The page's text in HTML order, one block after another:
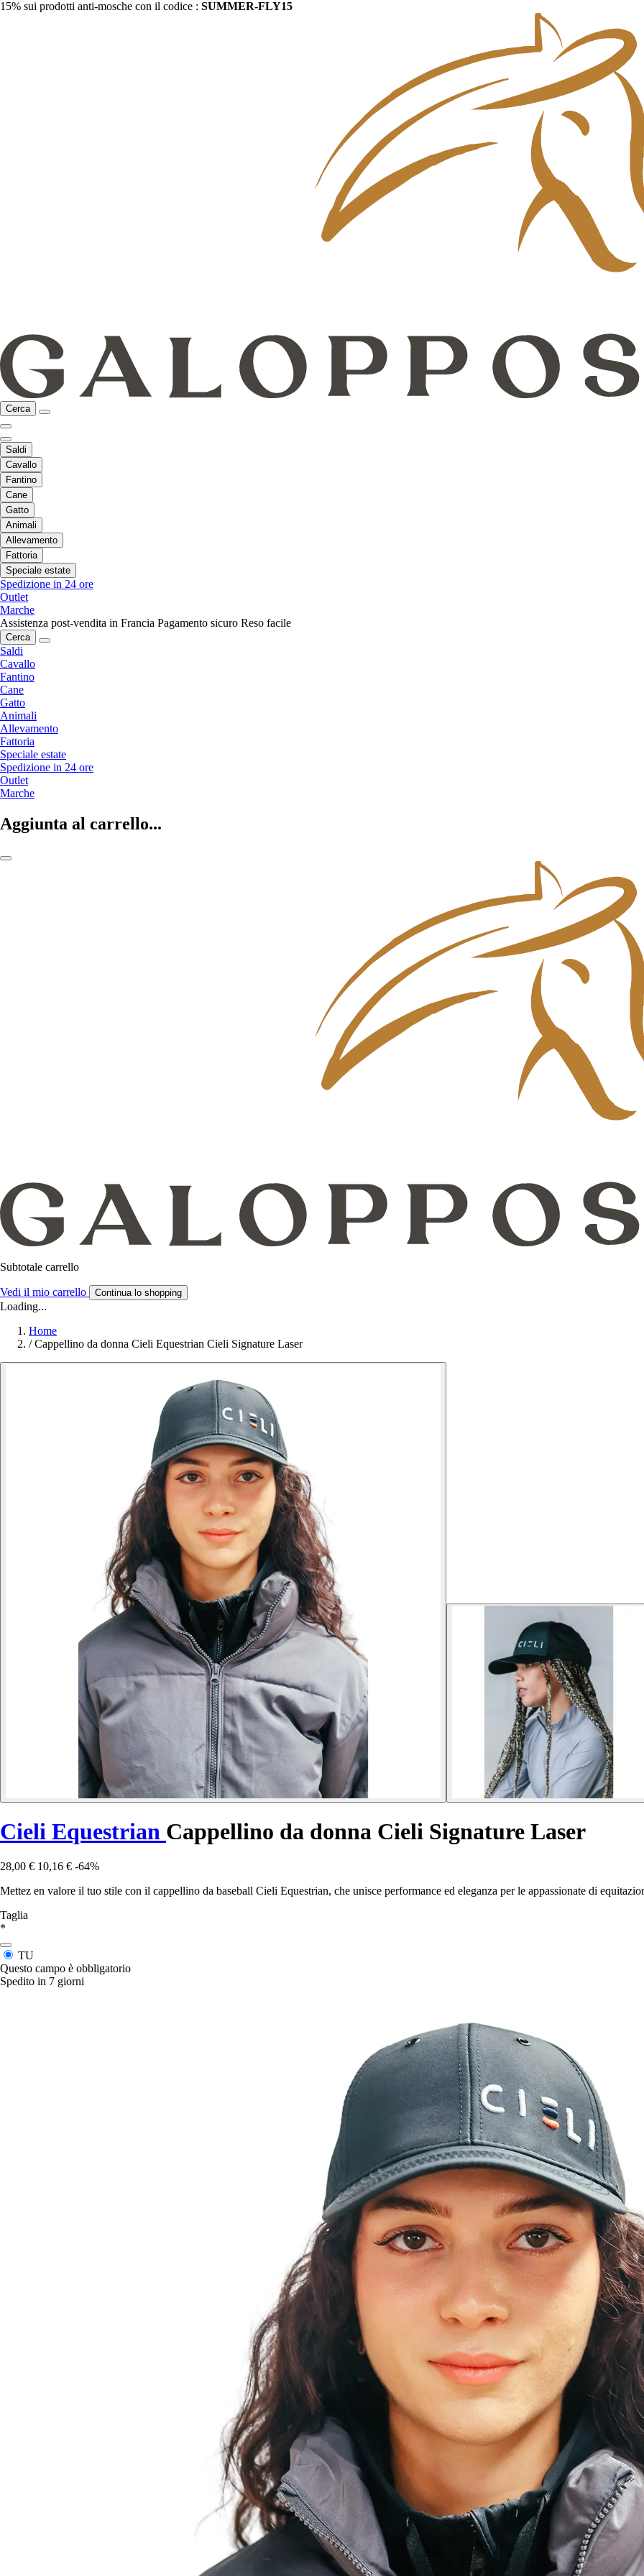
15% sui prodotti anti-mosche con il codice : SUMMER-FLY15
Cerca
Saldi
Cavallo
Fantino
Cane
Gatto
Animali
Allevamento
Fattoria
Speciale estate
Spedizione in 24 ore
Outlet
Marche
Assistenza post-vendita in Francia Pagamento sicuro Reso facile
Cerca
Saldi
Cavallo
Fantino
Cane
Gatto
Animali
Allevamento
Fattoria
Speciale estate
Spedizione in 24 ore
Outlet
Marche
Aggiunta al carrello...
Subtotale carrello
Vedi il mio carrello Continua lo shopping
Loading...
Home
/ Cappellino da donna Cieli Equestrian Cieli Signature Laser
Cieli Equestrian Cappellino da donna Cieli Signature Laser
28,00 € 10,16 € -64%
Mettez en valore il tuo stile con il cappellino da baseball Cieli Equestrian, che unisce performance ed eleganza per le appassionate di
Taglia
*
TU
Questo campo è obbligatorio
Spedito in 7 giorni